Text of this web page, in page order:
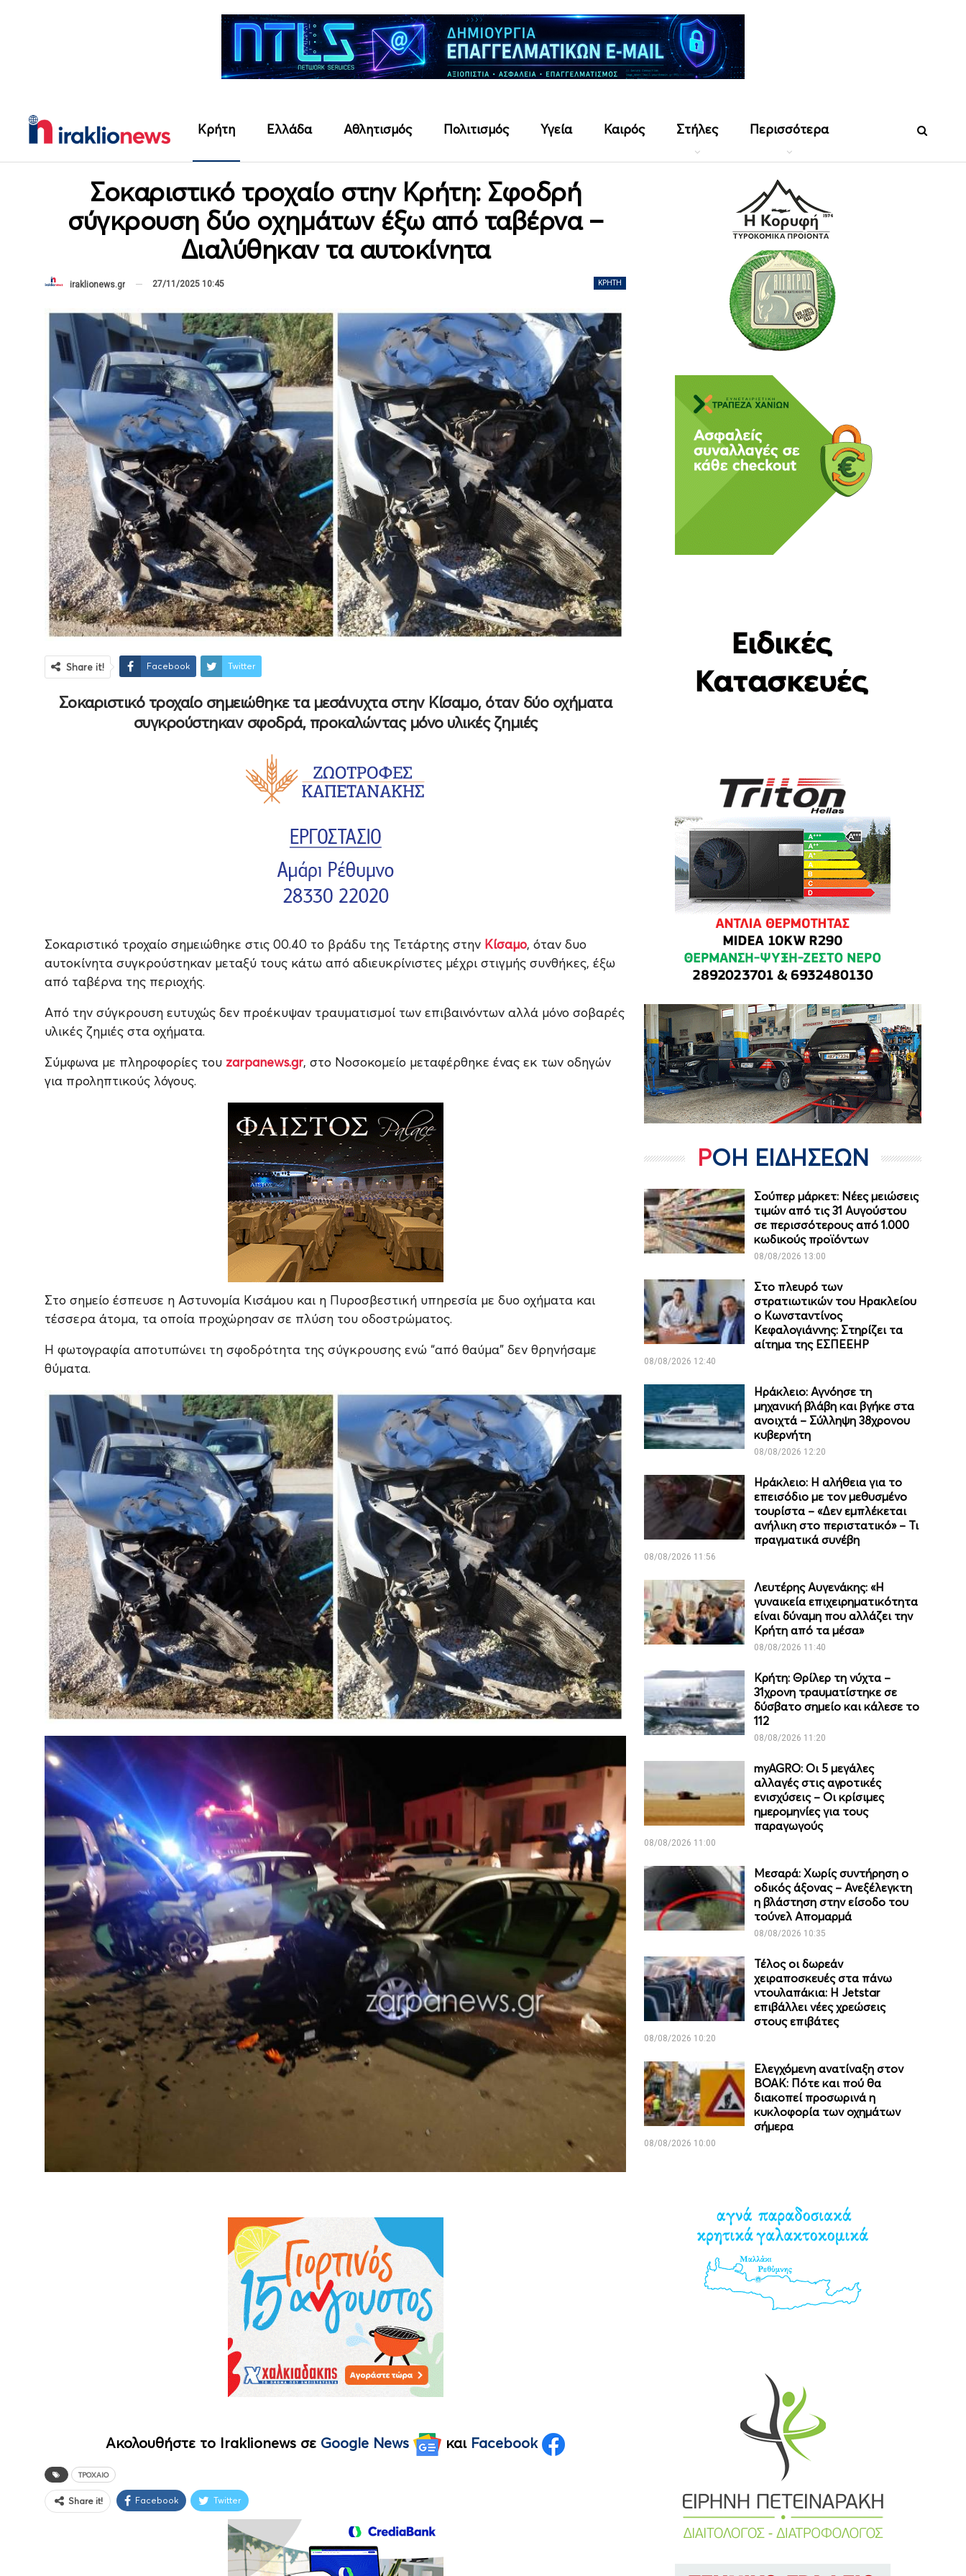
Κρήτη Ελλάδα Αθλητισμός Πολιτισμός Υγεία Καιρός Στήλες Περισσότερα
Σοκαριστικό τροχαίο στην Κρήτη: Σφοδρή
σύγκρουση δύο οχημάτων έξω από ταβέρνα –
Διαλύθηκαν τα αυτοκίνητα
ΚΡΉΤΗ
iraklionews.gr 27/11/2025 10:45
Share it! Facebook Twitter
Σοκαριστικό τροχαίο σημειώθηκε τα μεσάνυχτα στην Κίσαμο, όταν δύο οχήματα
συγκρούστηκαν σφοδρά, προκαλώντας μόνο υλικές ζημιές
Σοκαριστικό τροχαίο σημειώθηκε στις 00.40 το βράδυ της Τετάρτης στην Κίσαμο, όταν δυο
αυτοκίνητα συγκρούστηκαν μεταξύ τους κάτω από αδιευκρίνιστες μέχρι στιγμής συνθήκες, έξω
από ταβέρνα της περιοχής.
Από την σύγκρουση ευτυχώς δεν προέκυψαν τραυματισμοί των επιβαινόντων αλλά μόνο σοβαρές
υλικές ζημιές στα οχήματα.
Σύμφωνα με πληροφορίες του zarpanews.gr, στο Νοσοκομείο μεταφέρθηκε ένας εκ των οδηγών
για προληπτικούς λόγους.
Στο σημείο έσπευσε η Αστυνομία Κισάμου και η Πυροσβεστική υπηρεσία με δυο οχήματα και
τέσσερα άτομα, τα οποία προχώρησαν σε πλύση του οδοστρώματος.
H φωτογραφία αποτυπώνει τη σφοδρότητα της σύγκρουσης ενώ “από θαύμα” δεν θρηνήσαμε
θύματα.
Ακολουθήστε το Iraklionews σε Google News και Facebook
ΤΡΟΧΑΊΟ
Share it! Facebook Twitter
ΡΟΗ ΕΙΔΗΣΕΩΝ
Σούπερ μάρκετ: Νέες μειώσεις
τιμών από τις 31 Αυγούστου
σε περισσότερους από 1.000
κωδικούς προϊόντων
08/08/2026 13:00
Στο πλευρό των
στρατιωτικών του Ηρακλείου
ο Κωνσταντίνος
Κεφαλογιάννης: Στηρίζει τα
αίτημα της ΕΣΠΕΕΗΡ
08/08/2026 12:40
Ηράκλειο: Αγνόησε τη
μηχανική βλάβη και βγήκε στα
ανοιχτά – Σύλληψη 38χρονου
κυβερνήτη
08/08/2026 12:20
Ηράκλειο: Η αλήθεια για το
επεισόδιο με τον μεθυσμένο
τουρίστα – «Δεν εμπλέκεται
ανήλικη στο περιστατικό» – Τι
πραγματικά συνέβη
08/08/2026 11:56
Λευτέρης Αυγενάκης: «Η
γυναικεία επιχειρηματικότητα
είναι δύναμη που αλλάζει την
Κρήτη από τα μέσα»
08/08/2026 11:40
Κρήτη: Θρίλερ τη νύχτα –
31χρονη τραυματίστηκε σε
δύσβατο σημείο και κάλεσε το
112
08/08/2026 11:20
myAGRO: Οι 5 μεγάλες
αλλαγές στις αγροτικές
ενισχύσεις – Οι κρίσιμες
ημερομηνίες για τους
παραγωγούς
08/08/2026 11:00
Μεσαρά: Χωρίς συντήρηση ο
οδικός άξονας – Ανεξέλεγκτη
η βλάστηση στην είσοδο του
τούνελ Απομαρμά
08/08/2026 10:35
Τέλος οι δωρεάν
χειραποσκευές στα πάνω
ντουλαπάκια: Η Jetstar
επιβάλλει νέες χρεώσεις
στους επιβάτες
08/08/2026 10:20
Ελεγχόμενη ανατίναξη στον
ΒΟΑΚ: Πότε και πού θα
διακοπεί προσωρινά η
κυκλοφορία των οχημάτων
σήμερα
08/08/2026 10:00